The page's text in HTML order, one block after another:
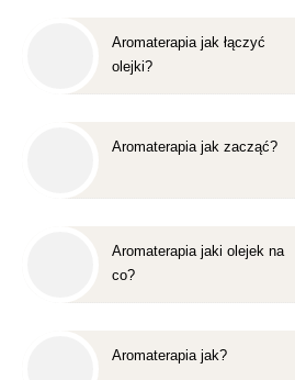
Aromaterapia jak łączyć
olejki?
Aromaterapia jak zacząć?
Aromaterapia jaki olejek na
co?
Aromaterapia jak?